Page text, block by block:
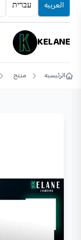
العربيه עברית
KELANE
الرئيسيه منتج